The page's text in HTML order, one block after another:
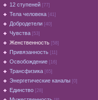
12 ступеней [77]
Тела человека [41]
Добродетели [40]
Чувства [53]
Женственность [58]
Привязанность [11]
Освобождение [16]
Трансфизика [65]
Энергетические каналы [0]
Единство [28]